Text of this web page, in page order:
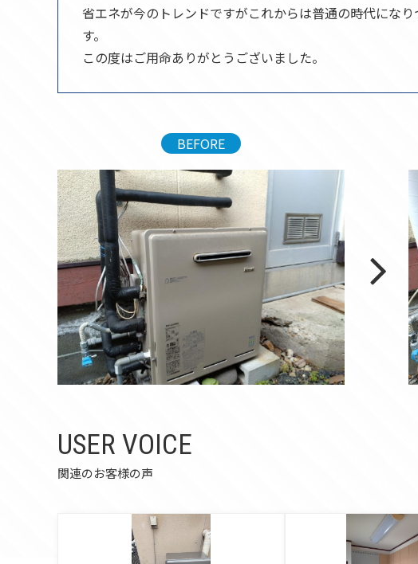
省エネが今のトレンドですがこれからは普通の時代にな
す。
この度はご用命ありがとうございました。
BEFORE
USER VOICE
関連のお客様の声